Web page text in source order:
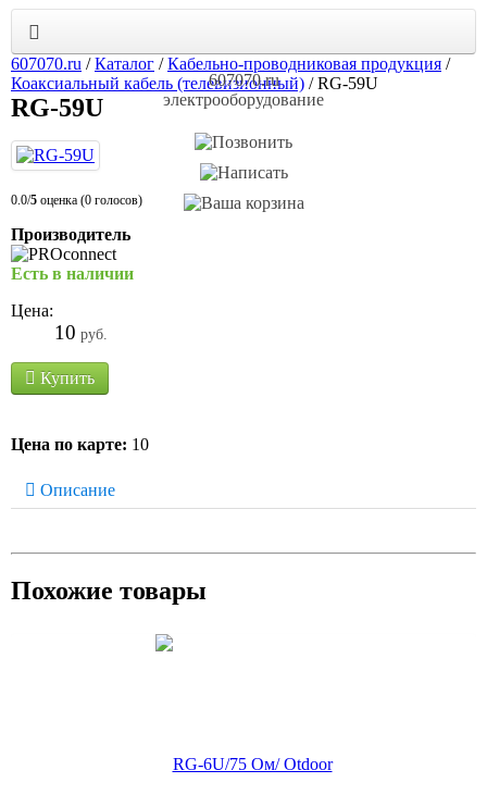
607070.ru
электрооборудование
607070.ru /Каталог /Кабельно-проводниковая продукция /
Коаксиальный кабель (телевизионный) /RG-59U
RG-59U
0.0/5 оценка (0 голосов)
Производитель
Есть в наличии
Цена:
10 руб.
Купить
Цена по карте: 10
Описание
Похожие товары